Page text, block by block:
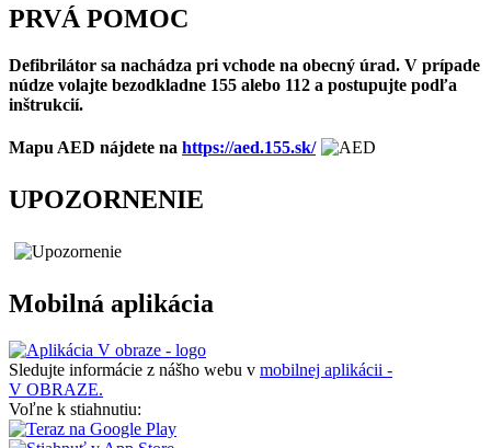
PRVÁ POMOC
Defibrilátor sa nachádza pri vchode na obecný úrad. V prípade
núdze volajte bezodkladne 155 alebo 112 a postupujte podľa
inštrukcií.
Mapu AED nájdete na https://aed.155.sk/
UPOZORNENIE
Mobilná aplikácia
Sledujte informácie z nášho webu v mobilnej aplikácii -
V OBRAZE.
Voľne k stiahnutiu: